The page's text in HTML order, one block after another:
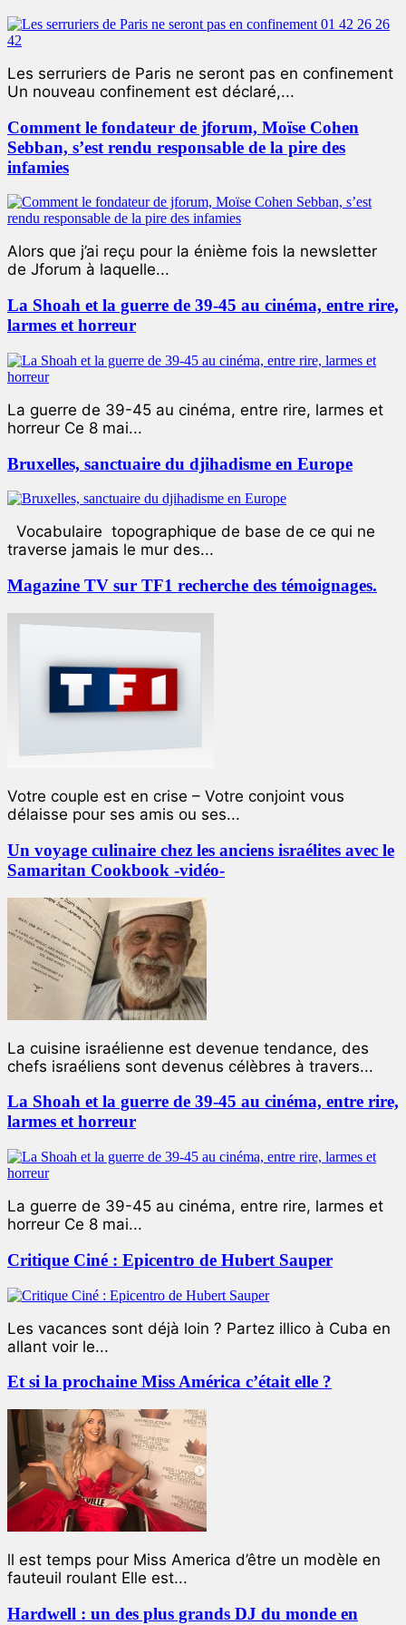
Les serruriers de Paris ne seront pas en confinement
Un nouveau confinement est déclaré,...
Comment le fondateur de jforum, Moïse Cohen
Sebban, s’est rendu responsable de la pire des
infamies
Alors que j’ai reçu pour la énième fois la newsletter
de Jforum à laquelle...
La Shoah et la guerre de 39-45 au cinéma, entre rire,
larmes et horreur
La guerre de 39-45 au cinéma, entre rire, larmes et
horreur Ce 8 mai...
Bruxelles, sanctuaire du djihadisme en Europe
Vocabulaire topographique de base de ce qui ne
traverse jamais le mur des...
Magazine TV sur TF1 recherche des témoignages.
Votre couple est en crise – Votre conjoint vous
délaisse pour ses amis ou ses...
Un voyage culinaire chez les anciens israélites avec le
Samaritan Cookbook -vidéo-
La cuisine israélienne est devenue tendance, des
chefs israéliens sont devenus célèbres à travers...
La Shoah et la guerre de 39-45 au cinéma, entre rire,
larmes et horreur
La guerre de 39-45 au cinéma, entre rire, larmes et
horreur Ce 8 mai...
Critique Ciné : Epicentro de Hubert Sauper
Les vacances sont déjà loin ? Partez illico à Cuba en
allant voir le...
Et si la prochaine Miss América c’était elle ?
ll est temps pour Miss America d’être un modèle en
fauteuil roulant Elle est...
Hardwell : un des plus grands DJ du monde en